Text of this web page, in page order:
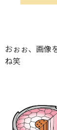
おぉぉ、画像
ね笑